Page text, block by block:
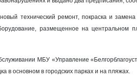
технический ремонт, покраска и
размещенное на центральном
МБУ «Управление
в основном в городских парках и на пляжах.